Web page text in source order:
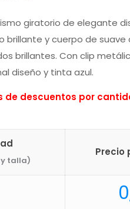
giratorio de elegante
brillante y cuerpo de suave
brillantes. Con clip
diseño y tinta azul.
de descuentos por
talla)
Precio